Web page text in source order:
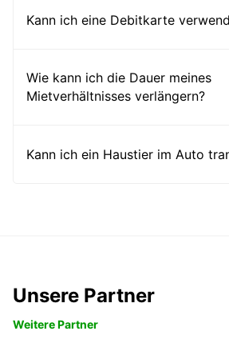
Kann ich eine Debitkarte
Wie kann ich die Dauer meines
Mietverhältnisses verlängern?
Kann ich ein Haustier im Auto
Unsere Partner
Weitere Partner